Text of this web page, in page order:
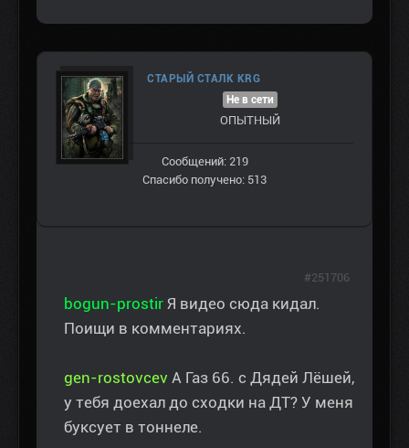
СТАРЫЙ СТАЛК KRG
Не в сети
ОПЫТНЫЙ
Сообщений: 219
Спасибо получено: 513
bogun-prostir Я видео сюда кидал.
Поищи в комментариях.
gen-rostovcev А Газ 66. с Дядей Лёшей,
у тебя доехал до сходки на ДТ? У меня
буксует в тоннеле.
#251706